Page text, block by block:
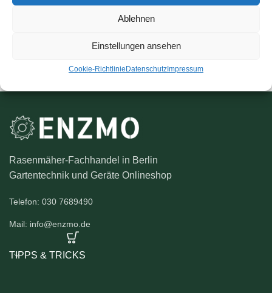
Ablehnen
Einstellungen ansehen
Cookie-RichtlinieDatenschutzImpressum
Rasenmäher-Fachhandel in Berlin
Gartentechnik und Geräte Onlineshop
Telefon: 030 7689490
Mail: info@enzmo.de
TIPPS & TRICKS